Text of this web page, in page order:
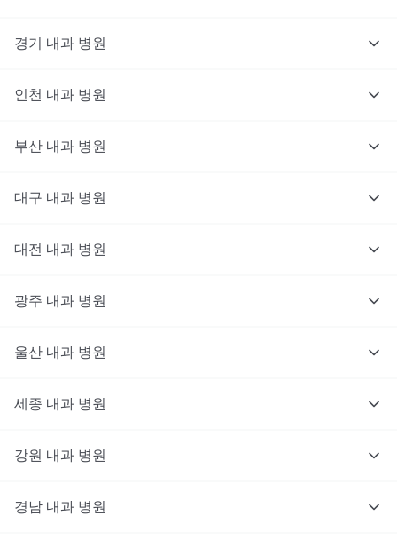
경기 내과 병원
인천 내과 병원
부산 내과 병원
대구 내과 병원
대전 내과 병원
광주 내과 병원
울산 내과 병원
세종 내과 병원
강원 내과 병원
경남 내과 병원